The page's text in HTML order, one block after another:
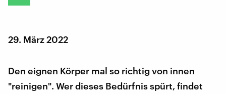
29. März 2022
Den eignen Körper mal so richtig von innen
"reinigen". Wer dieses Bedürfnis spürt, findet